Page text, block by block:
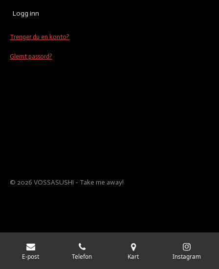
Logg inn
Trenger du en konto?
Glemt passord?
© 2026 VOSSASUSHI - Take me away!
E-post Telefon Kart Instagram